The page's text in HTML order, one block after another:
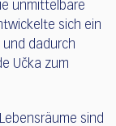
unmittelbare
sich ein
und dadurch
Učka zum
sind